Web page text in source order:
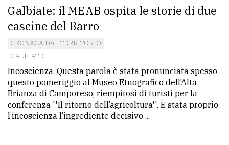
Galbiate: il MEAB ospita le storie di due
cascine del Barro
CRONACA DAL TERRITORIO
GALBIATE
Incoscienza. Questa parola è stata pronunciata spesso
questo pomeriggio al Museo Etnografico dell’Alta
Brianza di Camporeso, riempitosi di turisti per la
conferenza ''Il ritorno dell’agricoltura''. È stata proprio
l’incoscienza l’ingrediente decisivo ...